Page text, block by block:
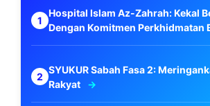
Hospital Islam Az-Zahrah: Kekal
Dengan Komitmen Perkhidmatan
SYUKUR Sabah Fasa 2:
Rakyat